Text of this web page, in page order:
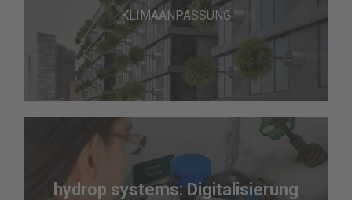
KLIMAANPASSUNG
hydrop systems: Digitalisierung